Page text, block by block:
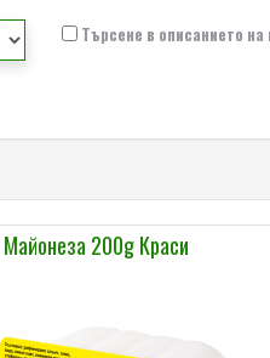
Търсене в описанието на
Майонеза 200g Краси